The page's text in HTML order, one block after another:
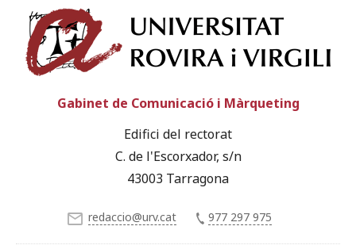
Gabinet de Comunicació i Màrqueting
Edifici del rectorat
C. de l'Escorxador, s/n
43003 Tarragona
redaccio@urv.cat 977 297 975